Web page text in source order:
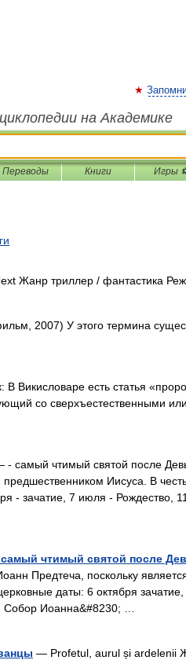
на Академике
Переводы Книги Игры
Жанр триллер / фантастика
2007) У этого термина
Викисловаре есть статья
со сверхъестественными
‑ самый чтимый святой после
предшественником Иисуса. В
‑ зачатие, 7 июля ‑ Рождество,
самый чтимый святой после
Предтеча, поскольку
даты: 6 октября
Собор Иоанна&#8230; …
— Profetul, aurul și ardelenii